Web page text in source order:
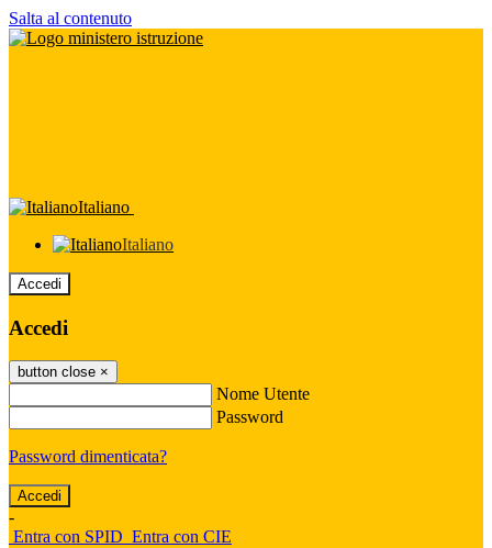
Salta al contenuto
Italiano
Italiano
Accedi
Accedi
button close ×
Nome Utente
Password
Password dimenticata?
-
Entra con SPID Entra con CIE